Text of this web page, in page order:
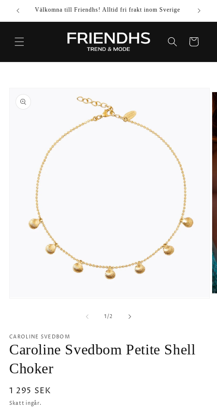
VIDARE
TILL
INNEHÅLL
Välkomna till Friendhs! Alltid fri frakt inom Sverige Använd
Varukorg
TILL
1/av
2
CAROLINE SVEDBOM
Caroline Svedbom Petite Shell
Choker
Ordinarie
pris
1 295 SEK
Skatt ingår.